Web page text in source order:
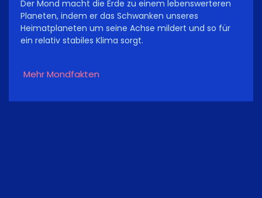
Der Mond macht die Erde zu einem lebenswerteren
Planeten, indem er das Schwanken unseres
Heimatplaneten um seine Achse mildert und so für
ein relativ stabiles Klima sorgt.
Mehr Mondfakten